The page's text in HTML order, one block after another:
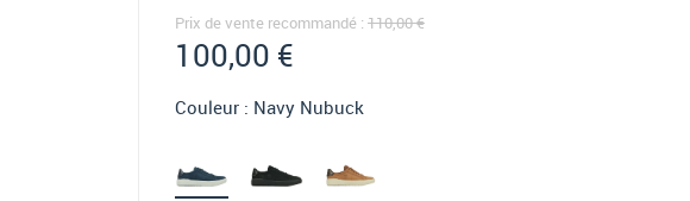
Prix de vente recommandé : 110,00 €
100,00 €
Couleur : Navy Nubuck